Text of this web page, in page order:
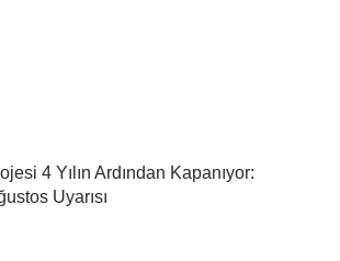
4 Yılın Ardından Kapanıyor:
Uyarısı